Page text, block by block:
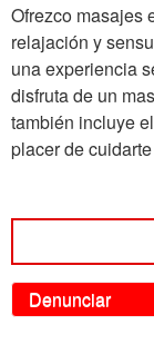
Ofrezco masajes
relajación y
una experiencia
disfruta de un
también incluye
placer de
Denunciar